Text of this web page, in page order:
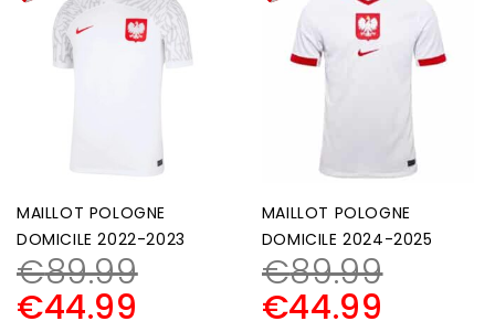
MAILLOT POLOGNE
DOMICILE 2022-2023
€89.99
€44.99
MAILLOT POLOGNE
DOMICILE 2024-2025
€89.99
€44.99